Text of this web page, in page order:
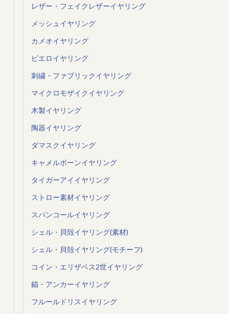
レザー・フェイクレザーイヤリング
メッシュイヤリング
カメオイヤリング
ピエロイヤリング
刺繍・ファブリックイヤリング
マイクロモザイクイヤリング
木製イヤリング
陶器イヤリング
ダマスクイヤリング
キャメルボーンイヤリング
タイガーアイイヤリング
ストロー素材イヤリング
スパンコールイヤリング
シェル・貝殻イヤリング(素材)
シェル・貝殻イヤリング(モチーフ)
コイン・エリザベス2世イヤリング
錨・アンカーイヤリング
フルールドリスイヤリング